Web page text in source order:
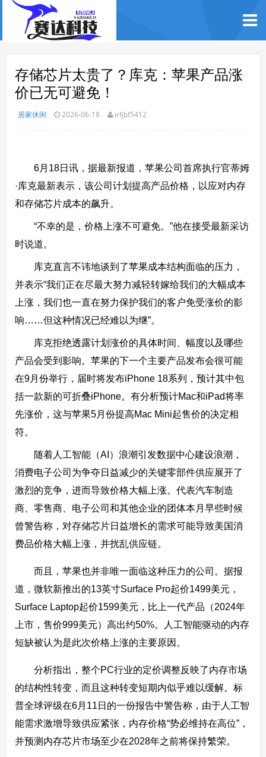
存储芯片太贵了？库克：苹果产品涨
价已无可避免！
居家休闲 2026-06-18 irfjbf5412
6月18日讯，据最新报道，苹果公司首席执行官蒂姆
·库克最新表示，该公司计划提高产品价格，以应对内存
和存储芯片成本的飙升。
“不幸的是，价格上涨不可避免。”他在接受最新采访
时说道。
库克直言不讳地谈到了苹果成本结构面临的压力，
并表示“我们正在尽最大努力减轻转嫁给我们的大幅成本
上涨，我们也一直在努力保护我们的客户免受涨价的影
响……但这种情况已经难以为继”。
库克拒绝透露计划涨价的具体时间、幅度以及哪些
产品会受到影响。苹果的下一个主要产品发布会很可能
在9月份举行，届时将发布iPhone 18系列，预计其中包
括一款新的可折叠iPhone。有分析预计Mac和iPad将率
先涨价，这与苹果5月份提高Mac Mini起售价的决定相
符。
随着人工智能（AI）浪潮引发数据中心建设浪潮，
消费电子公司为争夺日益减少的关键零部件供应展开了
激烈的竞争，进而导致价格大幅上涨。代表汽车制造
商、零售商、电子公司和其他企业的团体本月早些时候
曾警告称，对存储芯片日益增长的需求可能导致美国消
费品价格大幅上涨，并扰乱供应链。
而且，苹果也并非唯一面临这种压力的公司。据报
道，微软新推出的13英寸Surface Pro起价1499美元，
Surface Laptop起价1599美元，比上一代产品（2024年
上市，售价999美元）高出约50%。人工智能驱动的内存
短缺被认为是此次价格上涨的主要原因。
分析指出，整个PC行业的定价调整反映了内存市场
的结构性转变，而且这种转变短期内似乎难以缓解。标
普全球评级在6月11日的一份报告中警告称，由于人工智
能需求激增导致供应紧张，内存价格“势必维持在高位”，
并预测内存芯片市场至少在2028年之前将保持繁荣。